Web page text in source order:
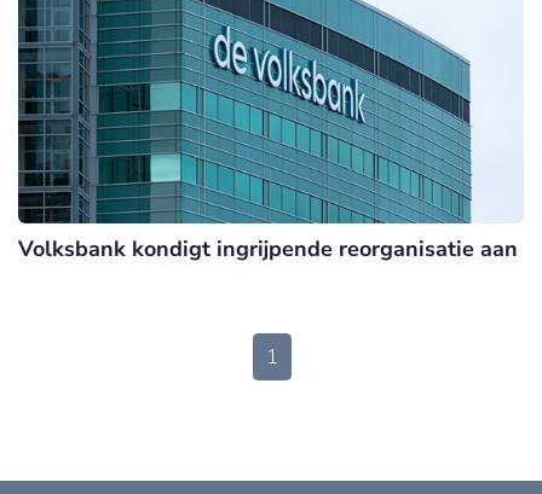
Volksbank kondigt ingrijpende reorganisatie aan
1